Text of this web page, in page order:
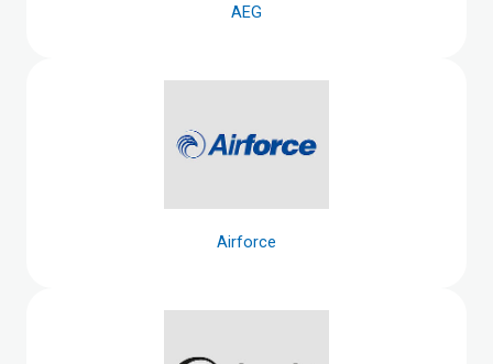
AEG
Airforce